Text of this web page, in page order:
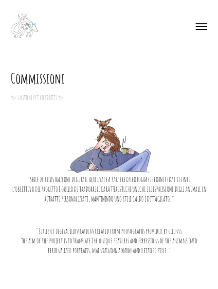
Commissioni
✨ Custom Pet Portraits ✨
"SERIE DI ILLUSTRAZIONI DIGITALI REALIZZATE A PARTIRE DA FOTOGRAFIE FORNITE DAI CLIENTI.
L’OBIETTIVO DEL PROGETTO È QUELLO DI TRADURRE LE CARATTERISTICHE UNICHE E LE ESPRESSIONI DEGLI ANIMALI IN
RITRATTI PERSONALIZZATI, MANTENENDO UNO STILE CALDO E DETTAGLIATO. "
"Series of digital illustrations created from photographs provided by clients.
The aim of the project is to translate the unique features and expressions of the animals into
personalized portraits, maintaining a warm and detailed style. "